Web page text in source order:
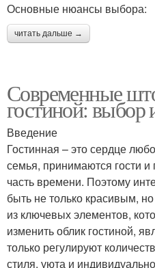
Основные нюансы выбора:
читать дальше →
Современные
гостиной: выбор
Введение
Гостинная – это сердце
семья, принимаются гости и
часть времени. Поэтому
быть не только красивым,
из ключевых элементов,
изменить облик гостиной,
только регулируют
стиля, уюта и